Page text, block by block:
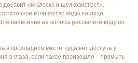
им блеска и шелковистости.
количество воды на лицо
нанесения на волосы распылите воду по
в прохладном месте, куда нет доступа у
в глаза, если такое произошло – промыть
Sochlar uchun
Kosmetika
Shaxsiy gigiyena